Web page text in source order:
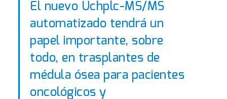
El nuevo Uchplc-MS/MS
automatizado tendrá un
papel importante, sobre
todo, en trasplantes de
médula ósea para pacientes
oncológicos y